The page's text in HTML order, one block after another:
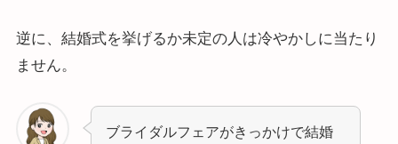
逆に、結婚式を挙げるか未定の人は冷やかしに当たり
ません。
ブライダルフェアがきっかけで結婚